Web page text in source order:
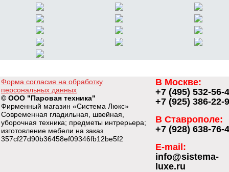
Форма согласия на обработку
персональных данных
© ООО "Паровая техника"
Фирменный магазин «Система Люкс»
Современная гладильная, швейная,
уборочная техника; предметы интрерьера;
изготовление мебели на заказ
357cf27d90b36458ef09346fb12be5f2
В Москве:
+7 (495) 532-56-
+7 (925) 386-22-
В Ставрополе:
+7 (928) 638-76-
E-mail:
info@sistema-
luxe.ru